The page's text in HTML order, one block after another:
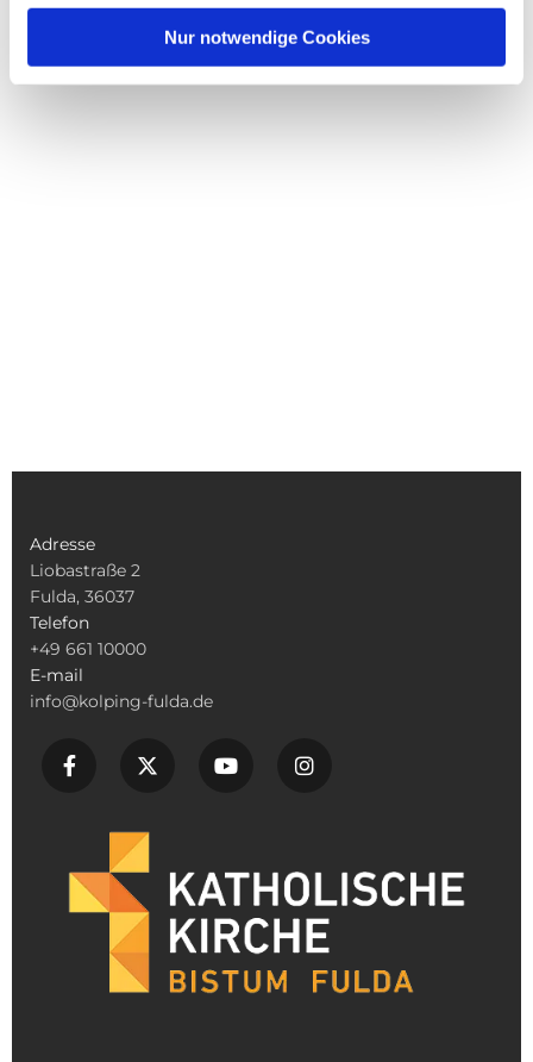
Nur notwendige Cookies
Adresse
Liobastraße 2
Fulda, 36037
Telefon
+49 661 10000
E-mail
info@kolping-fulda.de